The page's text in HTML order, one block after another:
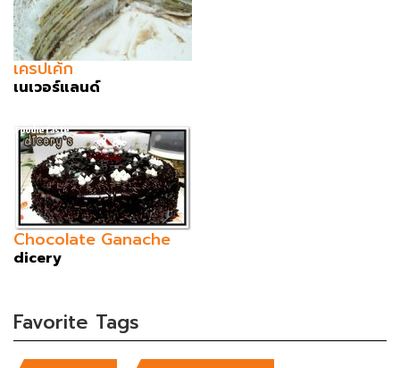
เครปเค้ก
เนเวอร์แลนด์
Chocolate Ganache
dicery
Favorite Tags